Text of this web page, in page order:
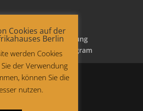
Datenschutzerklärung
Facebook Instagram
Cookies auf der
Berlin
werden Cookies
der Verwendung
können Sie die
nutzen.